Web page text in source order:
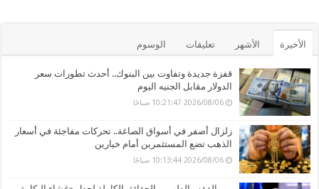
الأخيرة الأشهر تعليقات الوسوم
قفزة جديدة وتفاوت بين البنوك.. أحدث تطورات سعر
الدولار مقابل الجنيه اليوم
2026/08/06 10:21:47 صباحًا
زلزال أصفر في أسواق الصاغة.. تحركات مفاجئة في أسعار
الذهب تضع المستثمرين أمام خيارين
2026/08/06 10:13:44 صباحًا